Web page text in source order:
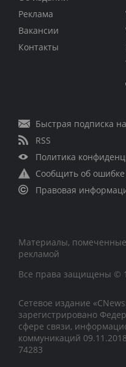
Реклама
Вакансии
Контакты
Быстрая подписка
RSS
Политика
Сообщить об ошибке
Правовая
Материалы,
рекламой
Все права защищены ©
Сетевое издание
зарегистрировано
сфере связи,
коммуникаций
74283